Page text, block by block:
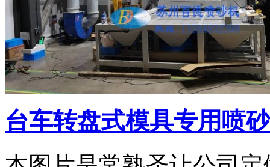
台车转盘式模具专用喷